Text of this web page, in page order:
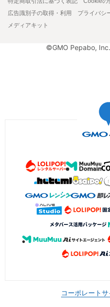
広告識別子の取得・利用
プライバシ
メディアキット
©GMO Pepabo,
コーポレートサ